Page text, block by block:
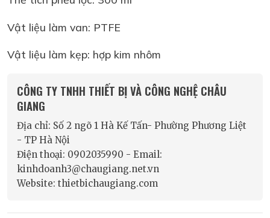
Vật liệu làm van: PTFE
Vật liệu làm kẹp: hợp kim nhôm
CÔNG TY TNHH THIẾT BỊ VÀ CÔNG NGHỆ CHÂU
GIANG
Địa chỉ: Số 2 ngõ 1 Hà Kế Tấn- Phường Phương Liệt
- TP Hà Nội
Điện thoại: 0902035990 - Email:
kinhdoanh3@chaugiang.net.vn
Website: thietbichaugiang.com